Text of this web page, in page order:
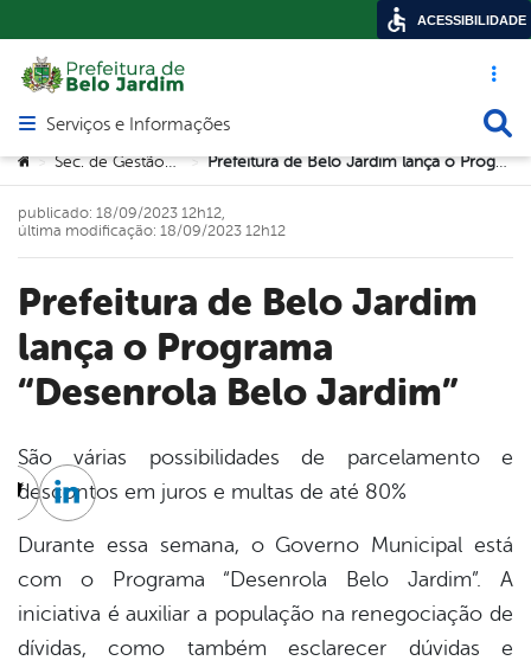
Acesso
Abrir menu principal de navegação
Serviços e Informações
Você está aqui:
> Sec. de Gestão Pública > Prefeitura de Belo Jardim lança o Programa “Desenrola Belo Jardim”
Prefeitura de Belo Jardim
lança o Programa
“Desenrola Belo Jardim”
publicado: 18/09/2023 12h12,
última modificação: 18/09/2023 12h12
São várias possibilidades de parcelamento e
descontos em juros e multas de até 80%
Durante essa semana, o Governo Municipal está
com o Programa “Desenrola Belo Jardim”. A
iniciativa é auxiliar a população na renegociação de
dívidas, como também esclarecer dúvidas e
TwitterLinkedin
ACESSIBILIDADE